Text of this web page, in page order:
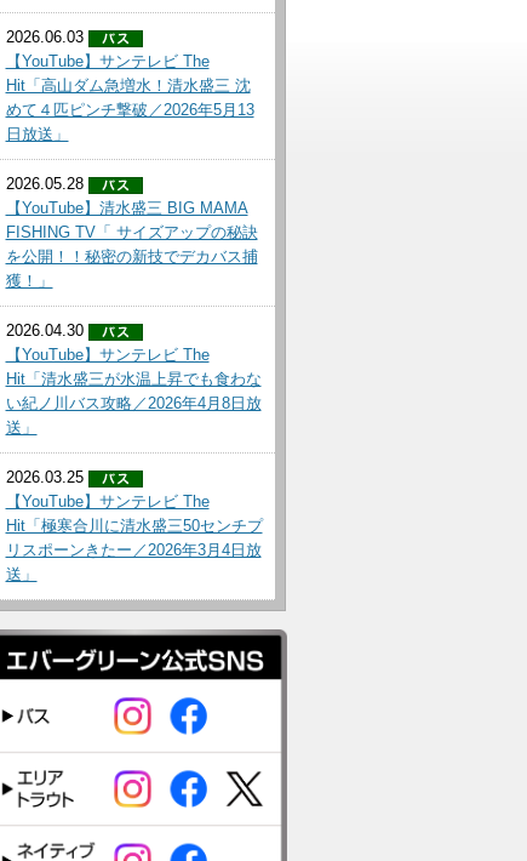
2026.06.03
【YouTube】サンテレビ The
Hit「高山ダム急増水！清水盛三 沈
めて４匹ピンチ撃破／2026年5月13
日放送」
2026.05.28
【YouTube】清水盛三 BIG MAMA
FISHING TV「 サイズアップの秘訣
を公開！！秘密の新技でデカバス捕
獲！」
2026.04.30
【YouTube】サンテレビ The
Hit「清水盛三が水温上昇でも食わな
い紀ノ川バス攻略／2026年4月8日放
送」
2026.03.25
【YouTube】サンテレビ The
Hit「極寒合川に清水盛三50センチプ
リスポーンきたー／2026年3月4日放
送」